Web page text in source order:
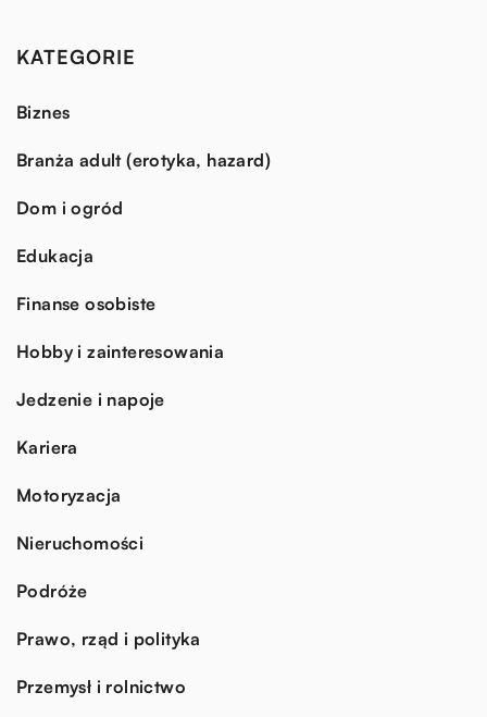
KATEGORIE
Biznes
Branża adult (erotyka, hazard)
Dom i ogród
Edukacja
Finanse osobiste
Hobby i zainteresowania
Jedzenie i napoje
Kariera
Motoryzacja
Nieruchomości
Podróże
Prawo, rząd i polityka
Przemysł i rolnictwo